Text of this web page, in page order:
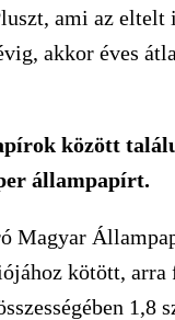
ami az eltelt
akkor éves
között
állampapírt.
Magyar
kötött,
1,8